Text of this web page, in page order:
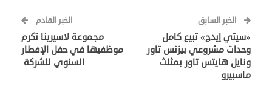
الخبر السابق
«سيتي إيدج» تبيع كامل
وحدات مشروعي بيزنس تاور
ونايل هايتس تاور بمثلث
ماسبيرو
الخبر القادم
مجموعة لاسيرينا تكرم
موظفيها في حفل الإفطار
السنوي للشركة